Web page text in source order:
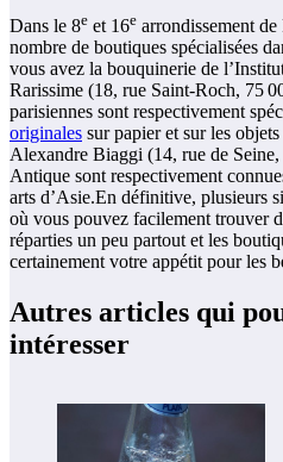
Dans le 8e et 16e arrondissement
nombre de boutiques spécialisées
vous avez la bouquinerie de
Rarissime (18, rue Saint-Roch, 75
parisiennes sont respectivement
originales sur papier et sur les
Alexandre Biaggi (14, rue de
Antique sont respectivement
arts d’Asie.En définitive, plusieurs
où vous pouvez facilement trouver
réparties un peu partout et les
certainement votre appétit pour les
Autres articles qui
intéresser